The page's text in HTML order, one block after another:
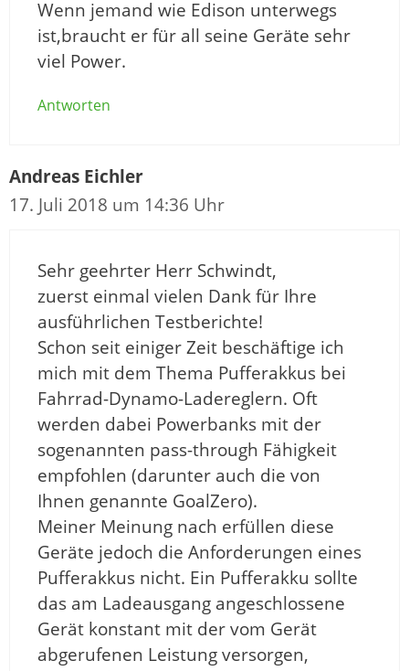
Wenn jemand wie Edison unterwegs
ist,braucht er für all seine Geräte sehr
viel Power.
Antworten
Andreas Eichler
17. Juli 2018 um 14:36 Uhr
Sehr geehrter Herr Schwindt,
zuerst einmal vielen Dank für Ihre
ausführlichen Testberichte!
Schon seit einiger Zeit beschäftige ich
mich mit dem Thema Pufferakkus bei
Fahrrad-Dynamo-Ladereglern. Oft
werden dabei Powerbanks mit der
sogenannten pass-through Fähigkeit
empfohlen (darunter auch die von
Ihnen genannte GoalZero).
Meiner Meinung nach erfüllen diese
Geräte jedoch die Anforderungen eines
Pufferakkus nicht. Ein Pufferakku sollte
das am Ladeausgang angeschlossene
Gerät konstant mit der vom Gerät
abgerufenen Leistung versorgen,